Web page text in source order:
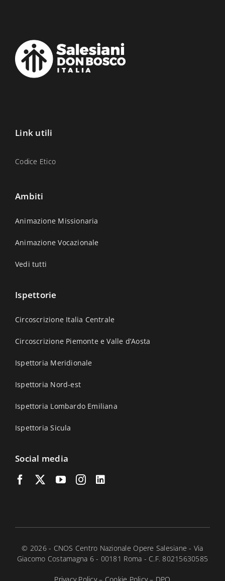
Link utili
Codice Etico
Ambiti
Animazione Missionaria
Animazione Vocazionale
Vedi tutti
Ispettorie
Circoscrizione Italia Centrale
Circoscrizione Piemonte e Valle d’Aosta
Ispettoria Meridionale
Ispettoria Nord-est
Ispettoria Lombardo Emiliana
Ispettoria Sicula
Social media
© 2026 - CNOS Centro Nazionale Opere Salesiane - Via
Giacomo Costamagna 6 - 00181 Roma - C.F. 80215630585